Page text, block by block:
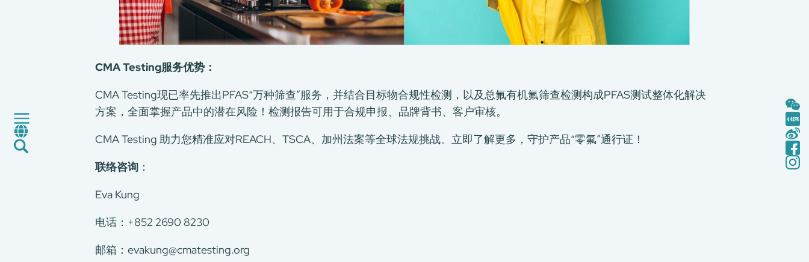
绿色环保服务
工厂服务
认证与评价服务
CMA Testing服务优势：
CMA Testing现已率先推出PFAS“万种筛查”服务，并结合目标物合规性检测，以及总氟有机氟筛查检测构成PFAS测试整体化解决
方案，全面掌握产品中的潜在风险！检测报告可用于合规申报、品牌背书、客户审核。
CMA Testing 助力您精准应对REACH、TSCA、加州法案等全球法规挑战。立即了解更多，守护产品“零氟”通行证！
联络咨询 ：
Eva Kung
电话：+852 2690 8230
邮箱：evakung@cmatesting.org